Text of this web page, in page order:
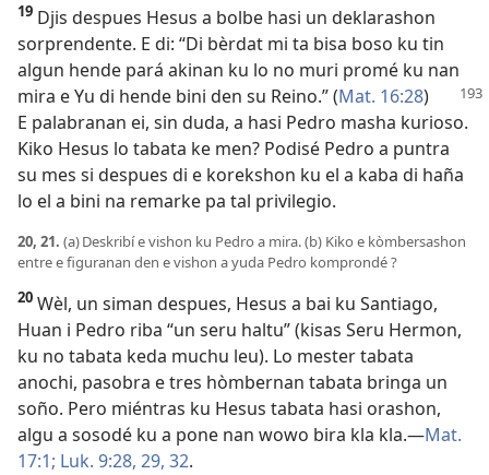
19 Djis despues Hesus a bolbe hasi un deklarashon
sorprendente. E di: “Di bèrdat mi ta bisa boso ku tin
algun hende pará akinan ku lo no muri promé ku nan
mira e Yu di hende bini den su ­Reino.”(Mat. 16:28)
E palabranan ei, sin duda, a hasi Pedro masha kurioso.
Kiko Hesus lo tabata ke men? Podisé Pedro a puntra
su mes si despues di e korekshon ku el a kaba di haña
lo el a bini na remarke pa tal privilegio.
20, 21. (a) Deskribí e vishon ku Pedro a mira. (b) Kiko e kòmbersashon
entre e figuranan den e vishon a yuda Pedro komprondé ?
20 Wèl, un siman despues, Hesus a bai ku Santiago,
Huan i ­Pedro riba “un seru haltu” (kisas Seru Hermon,
ku no tabata keda muchu leu). Lo mester tabata
anochi, pasobra e tres hòmbernan tabata bringa un
soño. Pero miéntras ku Hesus tabata hasi orashon,
algu a ­sosodé ku a pone nan wowo bira kla kla.—Mat.
17:1; Luk. 9:28, 29, 32.